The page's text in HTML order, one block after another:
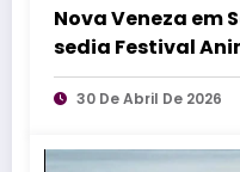
Nova Veneza em
sedia Festival
espetáculos
bonecos
30 De Abril De 2026